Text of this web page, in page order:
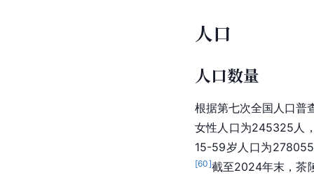
人口
人口数量
根据第七次全国人口普
女性人口为245325人
15-59岁人口为
[60]截至2024年末，茶